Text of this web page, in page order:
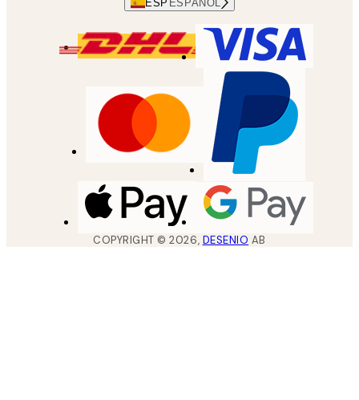
ESP ESPAÑOL
COPYRIGHT ©2026, DESENIO AB